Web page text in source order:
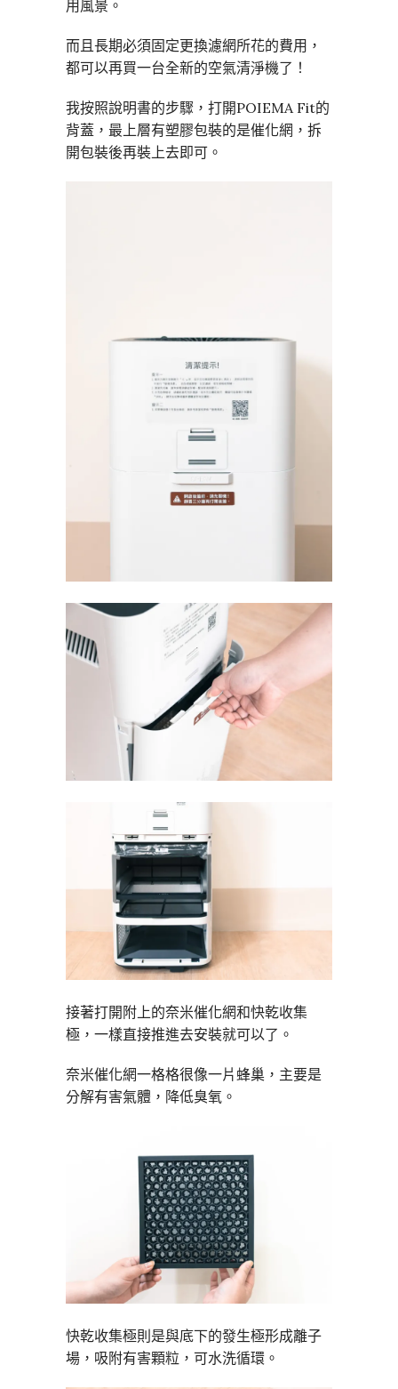
用風景。
而且長期必須固定更換濾網所花的費用，
都可以再買一台全新的空氣清淨機了！
我按照說明書的步驟，打開POIEMA Fit的
背蓋，最上層有塑膠包裝的是催化網，拆
開包裝後再裝上去即可。
接著打開附上的奈米催化網和快乾收集
極，一樣直接推進去安裝就可以了。
奈米催化網一格格很像一片蜂巢，主要是
分解有害氣體，降低臭氧。
快乾收集極則是與底下的發生極形成離子
場，吸附有害顆粒，可水洗循環。